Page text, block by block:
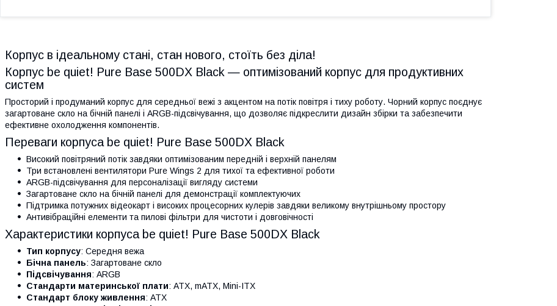
Корпус в ідеальному стані, стан нового, стоїть без діла!
Корпус be quiet! Pure Base 500DX Black — оптимізований корпус для продуктивних
систем
Просторий і продуманий корпус для середньої вежі з акцентом на потік повітря і тиху роботу. Чорний корпус поєднує
загартоване скло на бічній панелі і ARGB-підсвічування, що дозволяє підкреслити дизайн збірки та забезпечити
ефективне охолодження компонентів.
Переваги корпуса be quiet! Pure Base 500DX Black
Високий повітряний потік завдяки оптимізованим передній і верхній панелям
Три встановлені вентилятори Pure Wings 2 для тихої та ефективної роботи
ARGB-підсвічування для персоналізації вигляду системи
Загартоване скло на бічній панелі для демонстрації комплектуючих
Підтримка потужних відеокарт і високих процесорних кулерів завдяки великому внутрішньому простору
Антивібраційні елементи та пилові фільтри для чистоти і довговічності
Характеристики корпуса be quiet! Pure Base 500DX Black
Тип корпусу: Середня вежа
Бічна панель: Загартоване скло
Підсвічування: ARGB
Стандарти материнської плати: ATX, mATX, Mini-ITX
Стандарт блоку живлення: ATX